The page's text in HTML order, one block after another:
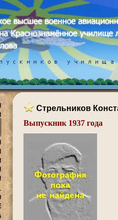
Стрельников
Выпускник 1937 года